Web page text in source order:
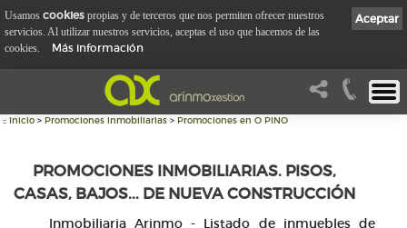
:: Inicio > Promociones inmobiliarias > Promociones en O PINO
PROMOCIONES INMOBILIARIAS. PISOS,
CASAS, BAJOS... DE NUEVA CONSTRUCCIÓN
Inmobiliaria Arinmo - Listado de inmuebles de
Aceptar
Usamos cookies propias y de terceros que nos permiten ofrecer nuestros
servicios. Al utilizar nuestros servicios, aceptas el uso que hacemos de las
cookies.
Más información